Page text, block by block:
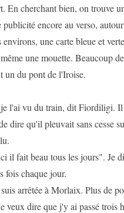
En cherchant bien, on trouve
publicité encore au verso,
environs, une carte bleue et
une mouette. Beaucoup
un du pont de l'Iroise.
l'ai vu du train, dit Fiordiligi.
dire qu'il pleuvait sans cesse
il fait beau tous les jours". Je
fois chaque jour.
arrêtée à Morlaix. Plus de
veux dire que j'y ai passé trois